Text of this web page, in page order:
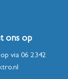
ons op
via 06 2342